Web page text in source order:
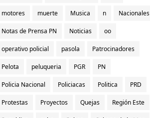
motores muerte Musica n Nacionales
Notas de Prensa PN Noticias oo
operativo policial pasola Patrocinadores
Pelota peluqueria PGR PN
Policia Nacional Policiacas Politica PRD
Protestas Proyectos Quejas Región Este